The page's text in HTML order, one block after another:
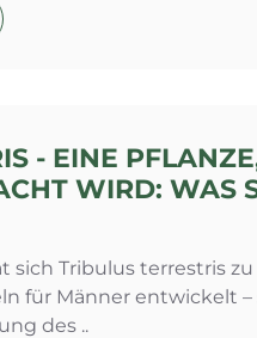
- EINE
WIRD: WAS
sich Tribulus terrestris
für Männer entwickelt –
des ..